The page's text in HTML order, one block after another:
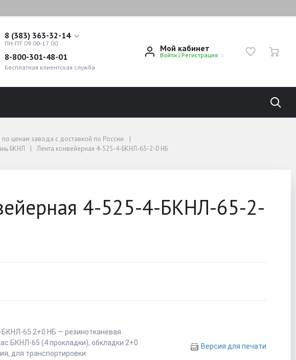
8 (383) 363-32-14
ПН-ПТ 09:00-17:00
8-800-301-48-01
Бесплатная клиентская служба
Мой кабинет
Войти | Регистрация
по ценам завода с доставкой по России
БКНЛ Лента конвейерная 4-525-4-БКНЛ-65-2-0 НБ
4-525-4-БКНЛ-65-2-
65 2+0 НБ — резинотканевая
БКНЛ-65 (4 прокладки), обкладки 2+0
для транспортировки
Версия для печати